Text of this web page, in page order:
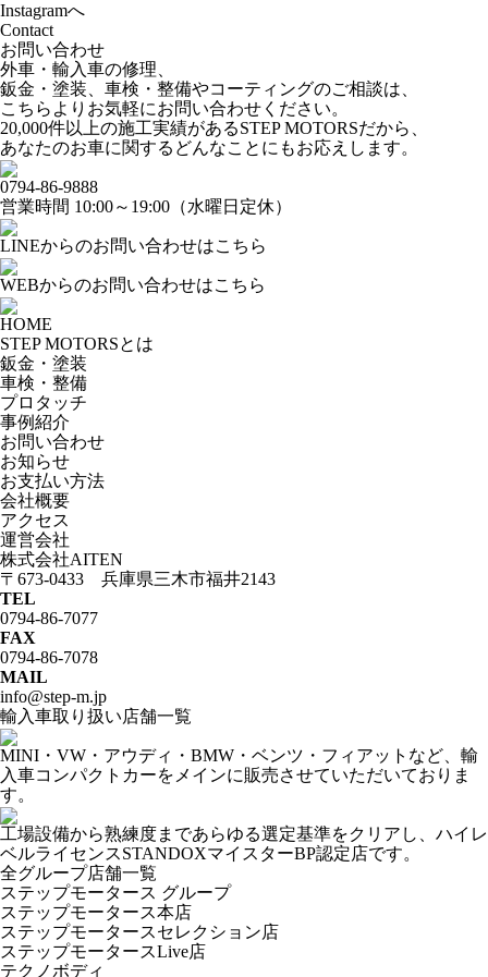
Instagramへ
Contact
お問い合わせ
外車・輸入車の修理、
鈑金・塗装、車検・整備やコーティングのご相談は、
こちらよりお気軽にお問い合わせください。
20,000件以上の施工実績があるSTEP MOTORSだから、
あなたのお車に関するどんなことにもお応えします。
0794-86-9888
営業時間 10:00～19:00（水曜日定休）
LINEからのお問い合わせはこちら
WEBからのお問い合わせはこちら
HOME
STEP MOTORSとは
鈑金・塗装
車検・整備
プロタッチ
事例紹介
お問い合わせ
お知らせ
お支払い方法
会社概要
アクセス
運営会社
株式会社AITEN
〒673-0433 兵庫県三木市福井2143
TEL
0794-86-7077
FAX
0794-86-7078
MAIL
info@step-m.jp
輸入車取り扱い店舗一覧
MINI・VW・アウディ・BMW・ベンツ・フィアットなど、輸
入車コンパクトカーをメインに販売させていただいておりま
す。
工場設備から熟練度まであらゆる選定基準をクリアし、ハイレ
ベルライセンスSTANDOXマイスターBP認定店です。
全グループ店舗一覧
ステップモータース グループ
ステップモータース本店
ステップモータースセレクション店
ステップモータースLive店
テクノボディ